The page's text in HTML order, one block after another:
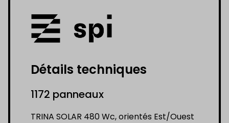
Détails techniques
1172 panneaux
TRINA SOLAR 480 Wc, orientés Est/Ouest